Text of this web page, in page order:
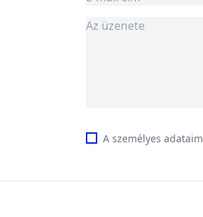
A személyes adataim